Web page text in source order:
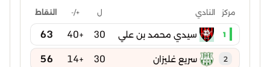
مركز النادي ل +/- النقاط
1 سيدي محمد بن علي 30
+40
63
2 سريع غليزان 30
+14
56